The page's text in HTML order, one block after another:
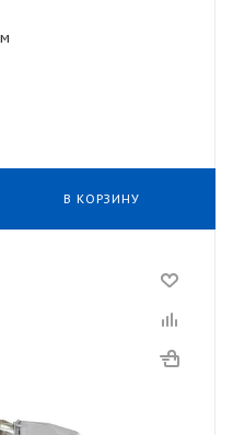
В КОРЗИНУ